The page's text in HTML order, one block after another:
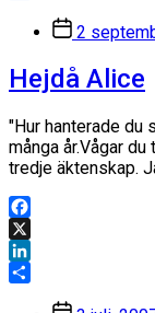
Inläggsdatum
2
Hejdå Alice
"Hur hanterade du
många år.Vågar
tredje äktenskap.
Facebook
X
LinkedIn